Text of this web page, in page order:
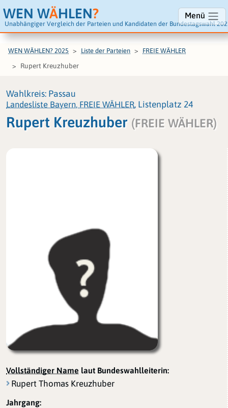
WEN WÄHLEN?
Unabhängiger Vergleich der Parteien und Kandidaten der Bundestagswahl
Menü
WEN WÄHLEN? 2025 Liste der Parteien FREIE WÄHLER
Rupert Kreuzhuber
Wahlkreis: Passau
Landesliste Bayern, FREIE WÄHLER, Listenplatz 24
Rupert Kreuzhuber (FREIE WÄHLER)
Vollständiger Name laut Bundeswahlleiterin:
Rupert Thomas Kreuzhuber
Jahrgang: